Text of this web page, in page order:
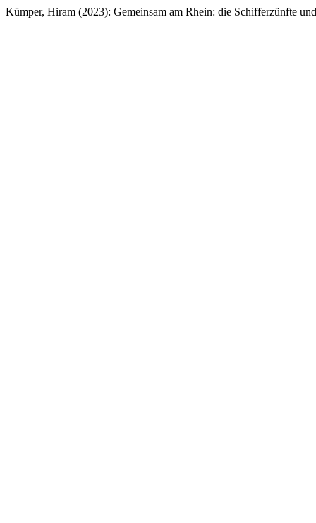
Kümper, Hiram (2023): Gemeinsam am Rhein: die Schifferzünfte